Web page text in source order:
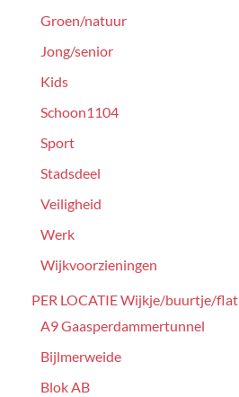
Groen/natuur
Jong/senior
Kids
Schoon1104
Sport
Stadsdeel
Veiligheid
Werk
Wijkvoorzieningen
PER LOCATIE Wijkje/buurtje/flat
A9 Gaasperdammertunnel
Bijlmerweide
Blok AB